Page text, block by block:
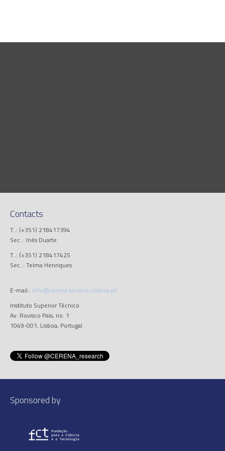
Contacts
T..: (+351) 218417394
Sec..: Inês Duarte
T..: (+351) 218417425
Sec..: Telma Henriques
E-mail.: info@cerena.tecnico.ulisboa.pt
Instituto Superior Técnico
Av. Rovisco Pais, no. 1
1049-001, Lisboa, Portugal
Sponsored by